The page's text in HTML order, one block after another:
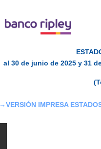
al 30 de junio de 2025 y 31
→VERSIÓN IMPRESA